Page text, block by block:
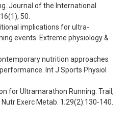
Journal of the International
50.
implications for ultra-
events. Extreme physiology &
nutrition approaches
Int J Sports Physiol
for Ultramarathon Running: Trail,
Exerc Metab. 1;29(2):130-140.